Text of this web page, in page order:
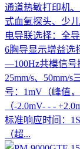
通道热敏打印机
式血氧探头、少
电导联选择：全
6胸导显示增益选
—100Hz共模信号
25mm/s、50mm/
号：1mV（峰值
（-2.0mV- - -
标准响应时间：
（超...